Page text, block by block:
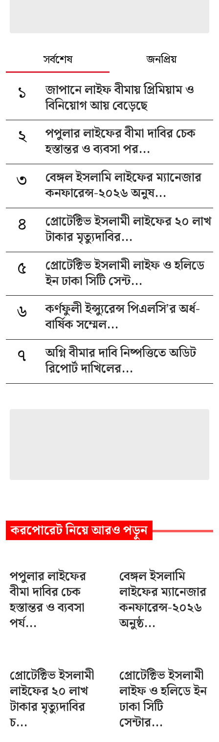
সর্বশেষ জনপ্রিয়
১
জাপানে লাইফ বীমায় প্রিমিয়াম ও
বিনিয়োগ আয় বেড়েছে
২
পপুলার লাইফের বীমা দাবির চেক
হস্তান্তর ও ব্যবসা পর...
৩
বেঙ্গল ইসলামি লাইফের ম্যানেজার
কনফারেন্স-২০২৬ অনুষ...
৪
প্রোটেক্টিভ ইসলামী লাইফের ২০ লাখ
টাকার মৃত্যুদাবির...
৫
প্রোটেক্টিভ ইসলামী লাইফ ও হলিডে
ইন ঢাকা সিটি সেন্ট...
৬
কর্ণফুলী ইন্স্যুরেন্স পিএলসি’র অর্ধ-
বার্ষিক সম্মেল...
৭
অগ্নি বীমার দাবি নিষ্পত্তিতে অডিট
রিপোর্ট দাখিলের...
করপোরেটনিয়ে আরও পড়ুন
পপুলার লাইফের
বীমা দাবির চেক
হস্তান্তর ও ব্যবসা
পর্য...
বেঙ্গল ইসলামি
লাইফের ম্যানেজার
কনফারেন্স-২০২৬
অনুষ্ঠ...
প্রোটেক্টিভ ইসলামী
লাইফের ২০ লাখ
টাকার মৃত্যুদাবির
চ...
প্রোটেক্টিভ ইসলামী
লাইফ ও হলিডে ইন
ঢাকা সিটি
সেন্টার...